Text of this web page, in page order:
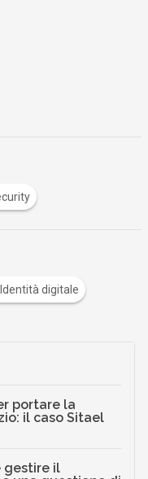
Identità digitale
portare la
il caso Sitael
gestire il